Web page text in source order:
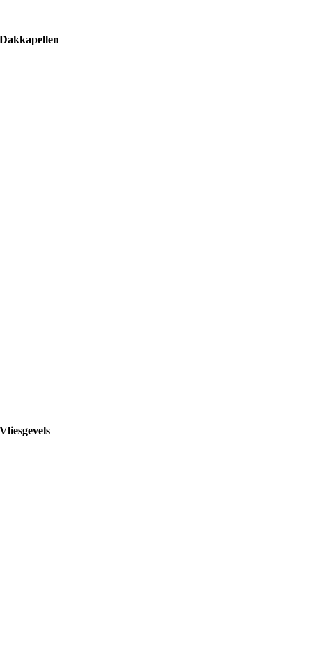
Dakkapellen
Vliesgevels